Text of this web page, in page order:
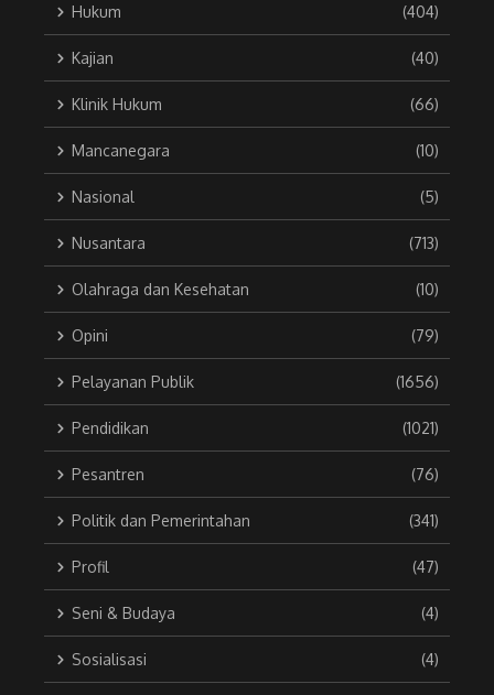
Hukum (404)
Kajian (40)
Klinik Hukum (66)
Mancanegara (10)
Nasional (5)
Nusantara (713)
Olahraga dan Kesehatan (10)
Opini (79)
Pelayanan Publik (1656)
Pendidikan (1021)
Pesantren (76)
Politik dan Pemerintahan (341)
Profil (47)
Seni & Budaya (4)
Sosialisasi (4)